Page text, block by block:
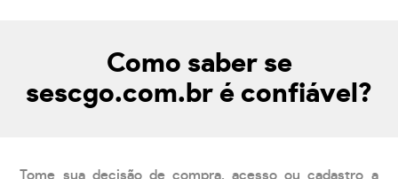
Como saber se
sescgo.com.br é confiável?
Tome sua decisão de compra, acesso ou cadastro a